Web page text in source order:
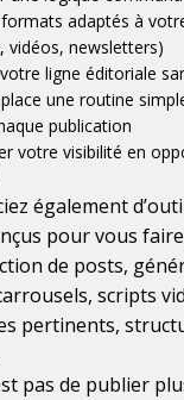
adaptés à
vidéos, newsletters)
ligne éditoriale
une routine
publication
votre visibilité en
également
pour vous
de posts,
scripts
pertinents,
pas de publier